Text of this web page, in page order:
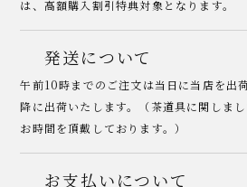
は、高額購入割引特典対象となります。
発送について
午前10時までのご注文は当日に当店を出
降に出荷いたします。（茶道具に関しま
お時間を頂戴しております。）
お支払いについて